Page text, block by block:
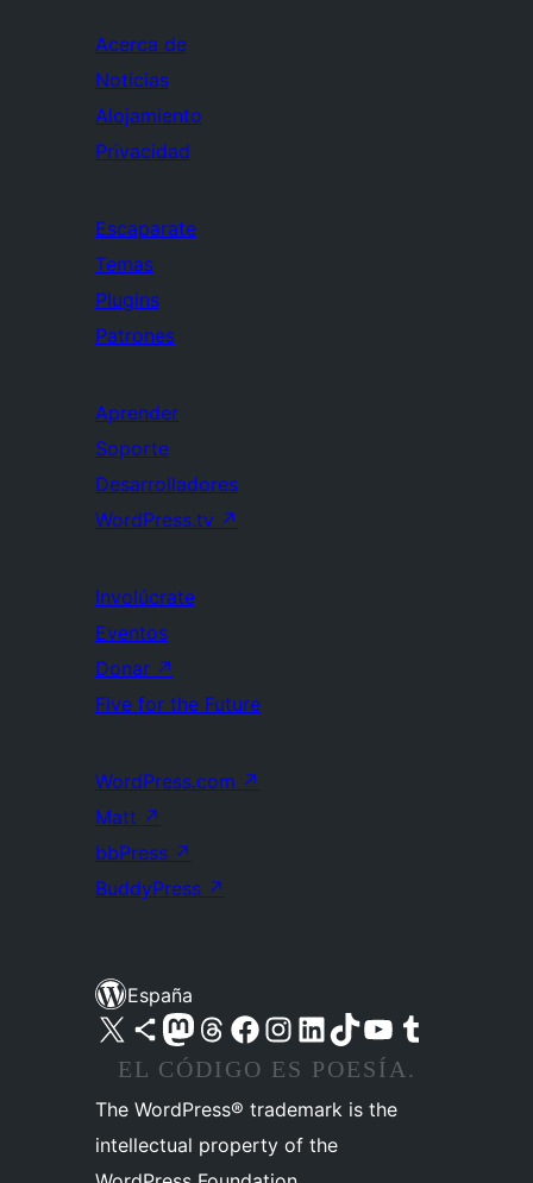
Acerca de
Noticias
Alojamiento
Privacidad
Escaparate
Temas
Plugins
Patrones
Aprender
Soporte
Desarrolladores
WordPress.tv ↗
Involúcrate
Eventos
Donar ↗
Five for the Future
WordPress.com ↗
Matt ↗
bbPress ↗
BuddyPress ↗
España
Visita nuestra cuenta de X (anteriormente Twitter)
Visita nuestra cuenta de Bluesky
Visita nuestra cuenta de Mastodon
Visita nuestra cuenta de Threads
Visita nuestra página de Facebook
Visita nuestra cuenta de Instagram
Visita nuestra cuenta de LinkedIn
Visita nuestra cuenta de TikTok
Visita nuestro canal de YouTube
Visita nuestra cuenta de Tumblr
EL CÓDIGO ES POESÍA.
The WordPress® trademark is the
intellectual property of the